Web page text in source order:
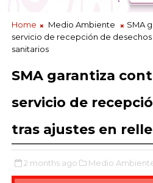
Home Medio Ambiente
SMA
servicio de recepción de desechos
sanitarios
SMA garantiza
servicio de
tras ajustes en
2 months ago Medio